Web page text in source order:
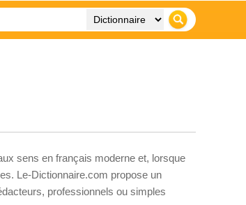
sens en français moderne et, lorsque
Le-Dictionnaire.com propose un
professionnels ou simples